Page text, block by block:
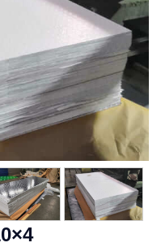
4×10 ورق آلومینیومی